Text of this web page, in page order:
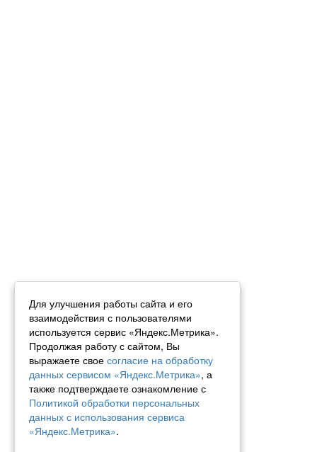
Для улучшения работы сайта и его
взаимодействия с пользователями
используется сервис «Яндекс.Метрика».
Продолжая работу с сайтом, Вы
выражаете свое согласие на обработку
данных сервисом «Яндекс.Метрика», а
также подтверждаете ознакомление с
Политикой обработки персональных
данных с использования сервиса
«Яндекс.Метрика».